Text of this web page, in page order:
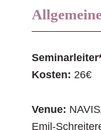
Kosten: 26€
Venue:
Emil-